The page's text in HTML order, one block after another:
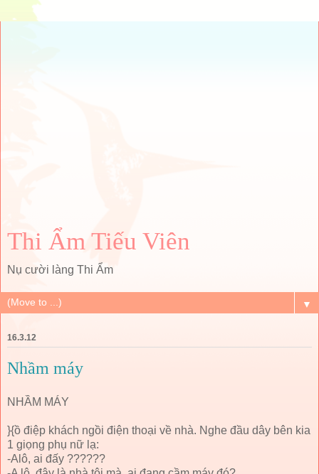
Thi Ẩm Tiếu Viên
Nụ cười làng Thi Ẩm
▼
16.3.12
Nhầm máy
NHẦM MÁY
}{ồ điệp khách ngồi điện thoại về nhà. Nghe đầu dây bên kia
1 giọng phụ nữ lạ:
-Alô, ai đấy ??????